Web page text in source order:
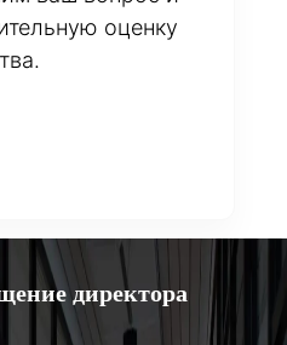
оценку
директора